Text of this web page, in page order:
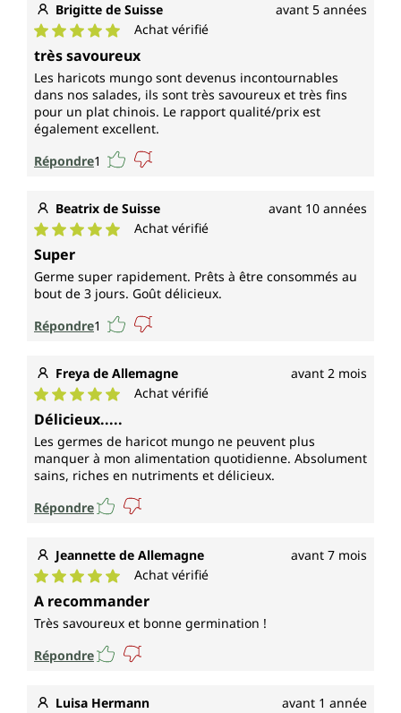
Brigitte de Suisse avant 5 années
Note moyenne de 5 sur 5 étoiles
Achat vérifié
très savoureux
Les haricots mungo sont devenus incontournables
dans nos salades, ils sont très savoureux et très fins
pour un plat chinois. Le rapport qualité/prix est
également excellent.
Répondre1
Beatrix de Suisse avant 10 années
Note moyenne de 5 sur 5 étoiles
Achat vérifié
Super
Germe super rapidement. Prêts à être consommés au
bout de 3 jours. Goût délicieux.
Répondre1
Freya de Allemagne avant 2 mois
Note moyenne de 5 sur 5 étoiles
Achat vérifié
Délicieux.....
Les germes de haricot mungo ne peuvent plus
manquer à mon alimentation quotidienne. Absolument
sains, riches en nutriments et délicieux.
Répondre
Jeannette de Allemagne avant 7 mois
Note moyenne de 5 sur 5 étoiles
Achat vérifié
A recommander
Très savoureux et bonne germination !
Répondre
Luisa Hermann avant 1 année